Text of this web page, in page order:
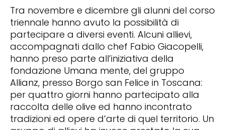
Tra novembre e dicembre gli alunni del corso
triennale hanno avuto la possibilità di
partecipare a diversi eventi. Alcuni allievi,
accompagnati dallo chef Fabio Giacopelli,
hanno preso parte all’iniziativa della
fondazione Umana mente, del gruppo
Allianz, presso Borgo san Felice in Toscana:
per quattro giorni hanno partecipato alla
raccolta delle olive ed hanno incontrato
tradizioni ed opere d’arte di quel territorio. Un